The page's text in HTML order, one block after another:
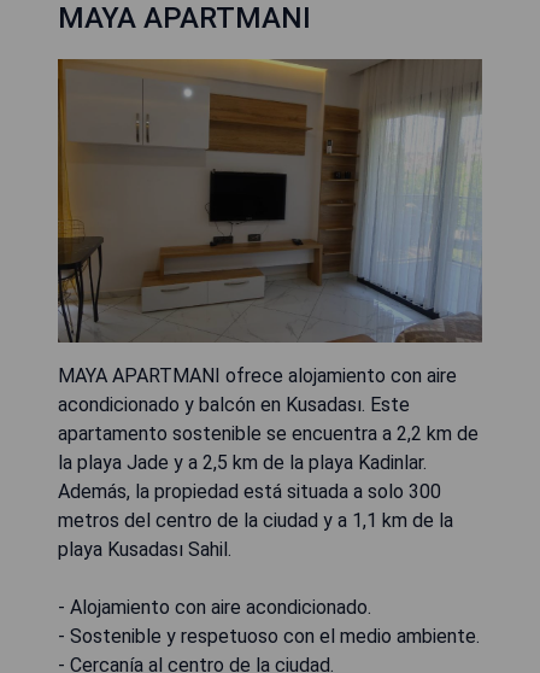
MAYA APARTMANI
MAYA APARTMANI ofrece alojamiento con aire
acondicionado y balcón en Kusadası. Este
apartamento sostenible se encuentra a 2,2 km de
la playa Jade y a 2,5 km de la playa Kadinlar.
Además, la propiedad está situada a solo 300
metros del centro de la ciudad y a 1,1 km de la
playa Kusadası Sahil.
- Alojamiento con aire acondicionado.
- Sostenible y respetuoso con el medio ambiente.
- Cercanía al centro de la ciudad.